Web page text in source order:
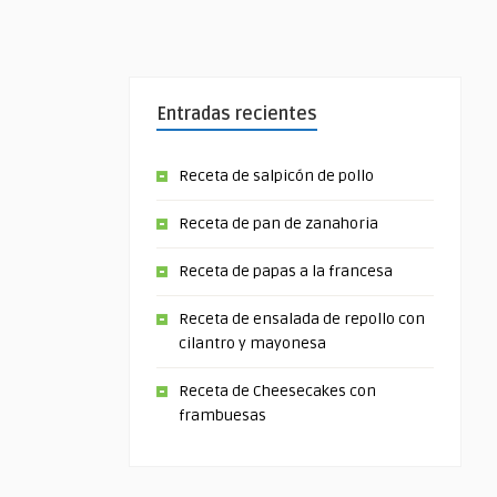
Entradas recientes
Receta de salpicón de pollo
Receta de pan de zanahoria
Receta de papas a la francesa
Receta de ensalada de repollo con
cilantro y mayonesa
Receta de Cheesecakes con
frambuesas